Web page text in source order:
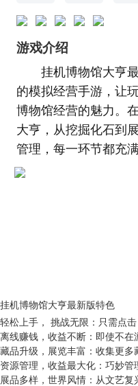
游戏介绍
挂机博物馆大亨
的模拟经营手游，让
博物馆经营的魅力。
大亨，从挖掘化石到
管理，每一环节都充
挂机博物馆大亨最新版特色
轻松上手， 挑战无限：只需点
离线赚钱，收益不断：即使不在
藏品升级，展览丰富：收集更多
资源管理，收益最大化：巧妙管
展品多样，世界风情：从文艺